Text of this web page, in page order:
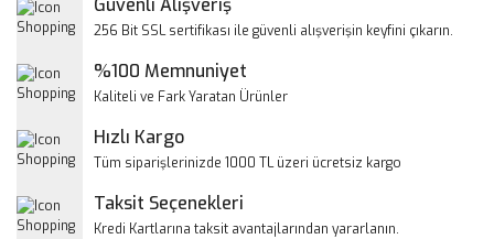
Ürün resmi kalitesiz, bozuk veya görüntülenemiyor.
Ürün bilgilerinde hatalar bulunuyor.
Bu ürüne benzer farklı alternatifler olmalı.
Güvenli Alışveriş
256 Bit SSL sertifikası ile güvenli alışverişin keyfini çıkarın.
%100 Memnuniyet
Kaliteli ve Fark Yaratan Ürünler
Hızlı Kargo
Tüm siparişlerinizde 1000 TL üzeri ücretsiz kargo
Taksit Seçenekleri
Kredi Kartlarına taksit avantajlarından yararlanın.